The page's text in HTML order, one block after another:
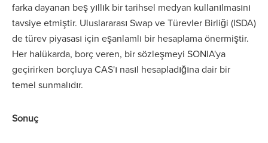
farka dayanan beş yıllık bir tarihsel medyan kullanılmasını
tavsiye etmiştir. Uluslararası Swap ve Türevler Birliği (ISDA)
de türev piyasası için eşanlamlı bir hesaplama önermiştir.
Her halükarda, borç veren, bir sözleşmeyi SONIA'ya
geçirirken borçluya CAS'ı nasıl hesapladığına dair bir
temel sunmalıdır.
Sonuç